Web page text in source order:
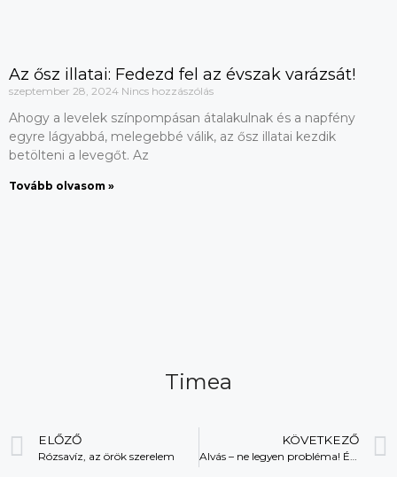
Az ősz illatai: Fedezd fel az évszak varázsát!
szeptember 28, 2024 Nincs hozzászólás
Ahogy a levelek színpompásan átalakulnak és a napfény
egyre lágyabbá, melegebbé válik, az ősz illatai kezdik
betölteni a levegőt. Az
Tovább olvasom »
Timea
ELŐZŐ
Rózsavíz, az örök szerelem
KÖVETKEZŐ
Alvás – ne legyen probléma! Édes álmok, mosolygós reggelek